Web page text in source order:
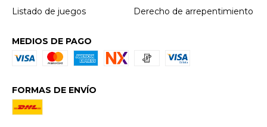
Listado de juegos Derecho de arrepentimiento
MEDIOS DE PAGO
FORMAS DE ENVÍO